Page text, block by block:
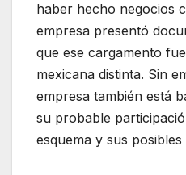
haber hecho negocios
empresa presentó
que ese cargamento
mexicana distinta. Sin
empresa también está
su probable
esquema y sus